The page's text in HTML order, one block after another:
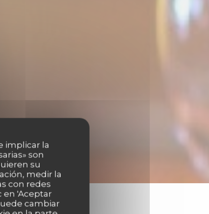
implicar la
son
su
medir la
con redes
en 'Aceptar
cambiar